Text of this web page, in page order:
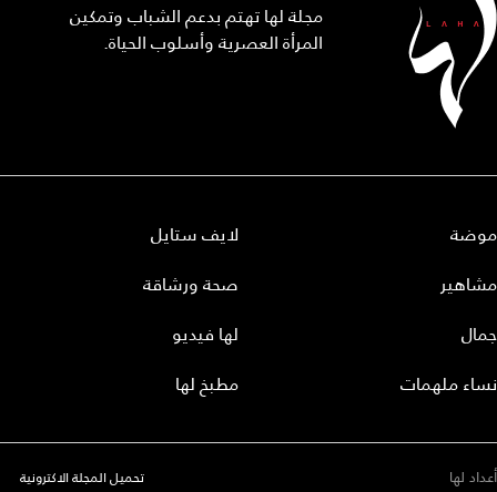
مجلة لها تهتم بدعم الشباب وتمكين
المرأة العصرية وأسلوب الحياة.
موضة
مشاهير
جمال
نساء ملهمات
لايف ستايل
صحة ورشاقة
لها فيديو
مطبخ لها
أعداد لها تحميل المجلة الاكترونية